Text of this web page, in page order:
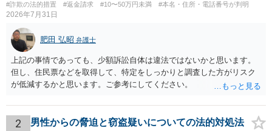
#詐欺の法的措置 #返金請求 #10〜50万円未満 #本名・住所・電話番号が判明
2026年7月31日
肥田 弘昭 弁護士
上記の事情であっても、少額訴訟自体は違法ではないかと思います。
但し、住民票などを取得して、特定をしっかりと調査した方がリスク
が低減するかと思います。ご参考にしてください。
2 男性からの脅迫と窃盗疑いについての法的対処法